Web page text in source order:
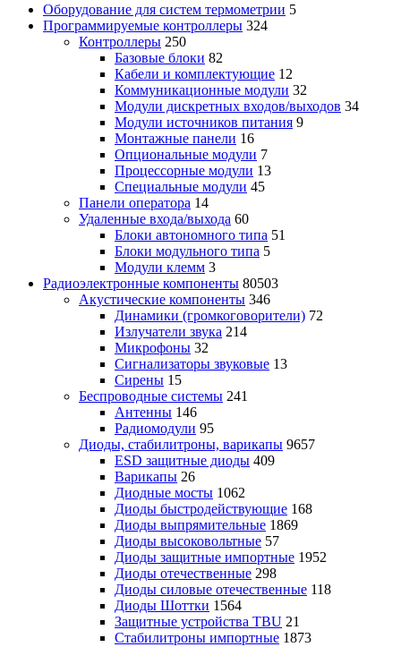
Оборудование для систем термометрии 5
Программируемые контроллеры 324
Контроллеры 250
Базовые блоки 82
Кабели и комплектующие 12
Коммуникационные модули 32
Модули дискретных входов/выходов 34
Модули источников питания 9
Монтажные панели 16
Опциональные модули 7
Процессорные модули 13
Специальные модули 45
Панели оператора 14
Удаленные входа/выхода 60
Блоки автономного типа 51
Блоки модульного типа 5
Модули клемм 3
Радиоэлектронные компоненты 80503
Акустические компоненты 346
Динамики (громкоговорители) 72
Излучатели звука 214
Микрофоны 32
Сигнализаторы звуковые 13
Сирены 15
Беспроводные системы 241
Антенны 146
Радиомодули 95
Диоды, стабилитроны, варикапы 9657
ESD защитные диоды 409
Варикапы 26
Диодные мосты 1062
Диоды быстродействующие 168
Диоды выпрямительные 1869
Диоды высоковольтные 57
Диоды защитные импортные 1952
Диоды отечественные 298
Диоды силовые отечественные 118
Диоды Шоттки 1564
Защитные устройства TBU 21
Стабилитроны импортные 1873